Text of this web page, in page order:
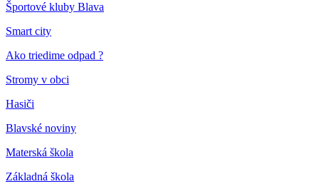
Športové kluby Blava
Smart city
Ako triedime odpad ?
Stromy v obci
Hasiči
Blavské noviny
Materská škola
Základná škola